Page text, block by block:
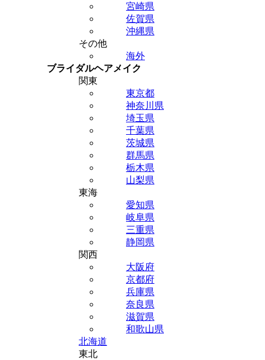
宮崎県
佐賀県
沖縄県
その他
海外
ブライダルヘアメイク
関東
東京都
神奈川県
埼玉県
千葉県
茨城県
群馬県
栃木県
山梨県
東海
愛知県
岐阜県
三重県
静岡県
関西
大阪府
京都府
兵庫県
奈良県
滋賀県
和歌山県
北海道
東北